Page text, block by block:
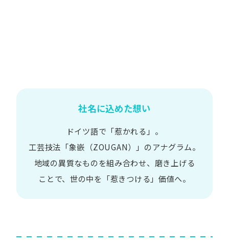
社名に込めた想い
ドイツ語で​「惹かれる」。
工芸技法​「象嵌​（ZOUGAN）」の​アナグラム。
地域の​異質な​ものを​組み合わせ、 磨き上げる​
ことで、 世の​中を​「惹きつける」価値へ。​